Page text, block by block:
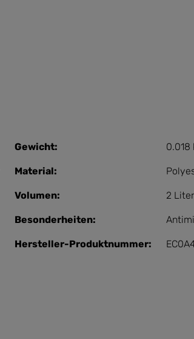
Gewicht: 0.018
Material:
Volumen: 2 Liter
Besonderheiten:
Hersteller-Produktnummer: